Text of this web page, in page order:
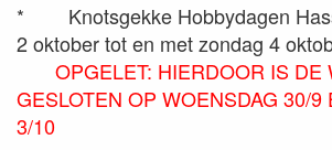
*
Knotsgekke Hobbydagen
2 oktober tot en met zondag 4
OPGELET: HIERDOOR IS DE
GESLOTEN OP WOENSDAG 30/9
3/10